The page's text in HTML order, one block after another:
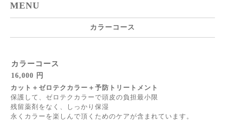
MENU
カラーコース
カラーコース
16,000 円
カット＋ゼロテクカラー＋予防トリートメント
保護して、ゼロテクカラーで頭皮の負担最小限
残留薬剤をなく、しっかり保湿
永くカラーを楽しんで頂くためのケアが含まれています。